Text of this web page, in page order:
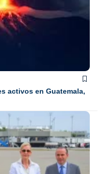
activos en Guatemala,